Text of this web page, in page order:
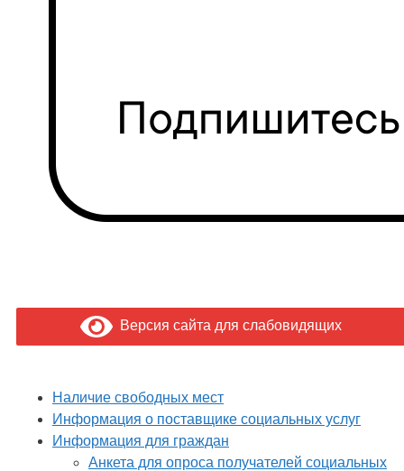
Версия сайта для слабовидящих
Наличие свободных мест
Информация о поставщике социальных услуг
Информация для граждан
Анкета для опроса получателей социальных